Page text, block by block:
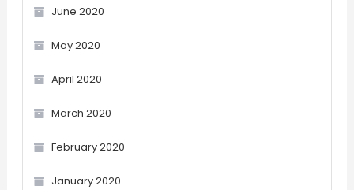
June 2020
May 2020
April 2020
March 2020
February 2020
January 2020